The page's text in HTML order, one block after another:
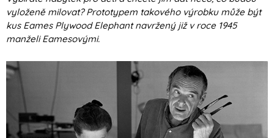
vyloženě milovat? Prototypem takového výrobku může být
kus Eames Plywood Elephant navržený již v roce 1945
manželi Eamesovými.